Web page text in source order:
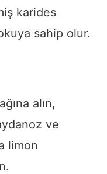
karides
sahip olur.
alın,
ve
limon